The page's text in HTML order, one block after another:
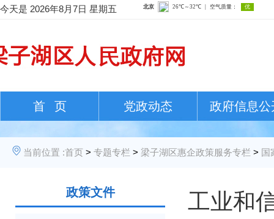
今天是 2026年8月7日 星期五
首 页 党政动态 政府信息公
当前位置 :首页 > 专题专栏 > 梁子湖区惠企政策服务专栏 > 国
政策文件
工业和